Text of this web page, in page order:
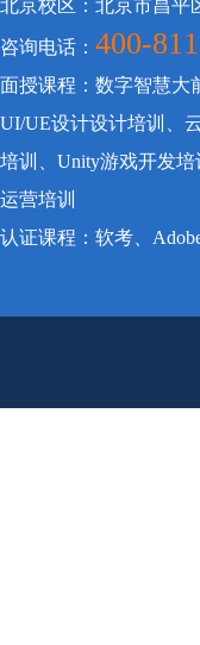
北京校区：北京市昌平
咨询电话： 400-
面授课程：数字智慧大
UI/UE设计设计培训、
培训、Unity游戏开发
运营培训
认证课程：软考、